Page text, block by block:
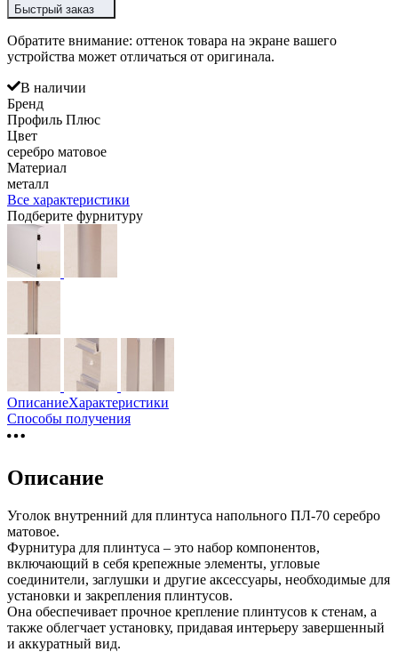
Быстрый заказ
Обратите внимание: оттенок товара на экране вашего
устройства может отличаться от оригинала.
В наличии
Бренд
Профиль Плюс
Цвет
серебро матовое
Материал
металл
Все характеристики
Подберите фурнитуру
ОписаниеХарактеристики
Способы получения
Описание
Уголок внутренний для плинтуса напольного ПЛ-70 серебро
матовое.
Фурнитура для плинтуса – это набор компонентов,
включающий в себя крепежные элементы, угловые
соединители, заглушки и другие аксессуары, необходимые для
установки и закрепления плинтусов.
Она обеспечивает прочное крепление плинтусов к стенам, а
также облегчает установку, придавая интерьеру завершенный
и аккуратный вид.